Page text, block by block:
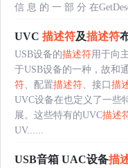
信 息 的 一 部 分 在
UVC 描述符及描述符
USB设备的描述符用于向
于USB设备的一种，故和
符、配置描述符、接口 描
UVC设备在也定义了一些
展。这些特有的UVC描述
UV......
USB音箱 UAC设备描